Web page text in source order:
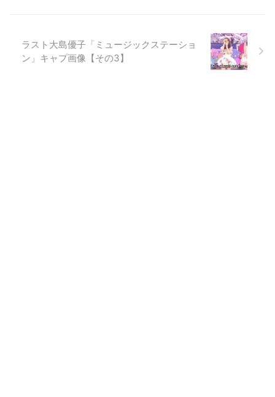
ラスト大島優子「ミュージックステーショ
ン」キャプ画像【その3】